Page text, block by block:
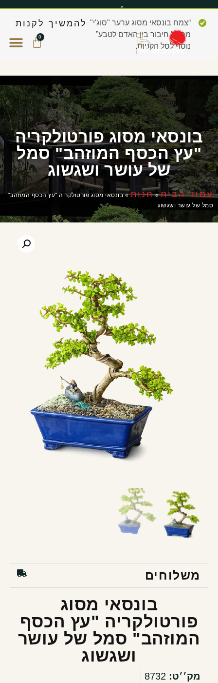
0
0
להמשיך לקנות “צמח בונסאי מסוג ערער "סוג'י"
מסמל חיבור בין האדם לטבע”
נוסף לסל הקניות.
בונסאי מסוג פורטולקריה
"עץ הכסף המוזהב" סמל
של עושר ושגשוג
עמוד הבית»חנות»בונסאי מסוג פורטולקריה "עץ הכסף המוזהב"
סמל של עושר ושגשוג
משלוחים
בונסאי מסוג
פורטולקריה "עץ הכסף
המוזהב" סמל של עושר
ושגשוג
מק׳׳ט: 8732